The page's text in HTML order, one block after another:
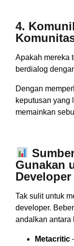
4.
Apakah mereka
berdialog
Dengan
keputusan yang
memainkan
Gunakan
Developer
Tak sulit untuk
developer.
andalkan antara
Metacritic